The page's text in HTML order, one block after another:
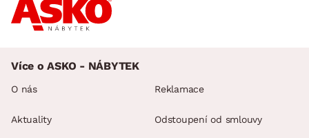
Více o ASKO - NÁBYTEK
O nás
Aktuality
Reklamace
Odstoupení od smlouvy